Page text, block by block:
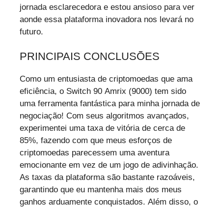
jornada esclarecedora e estou ansioso para ver
aonde essa plataforma inovadora nos levará no
futuro.
PRINCIPAIS CONCLUSÕES
Como um entusiasta de criptomoedas que ama
eficiência, o Switch 90 Amrix (9000) tem sido
uma ferramenta fantástica para minha jornada de
negociação! Com seus algoritmos avançados,
experimentei uma taxa de vitória de cerca de
85%, fazendo com que meus esforços de
criptomoedas parecessem uma aventura
emocionante em vez de um jogo de adivinhação.
As taxas da plataforma são bastante razoáveis,
garantindo que eu mantenha mais dos meus
ganhos arduamente conquistados. Além disso, o